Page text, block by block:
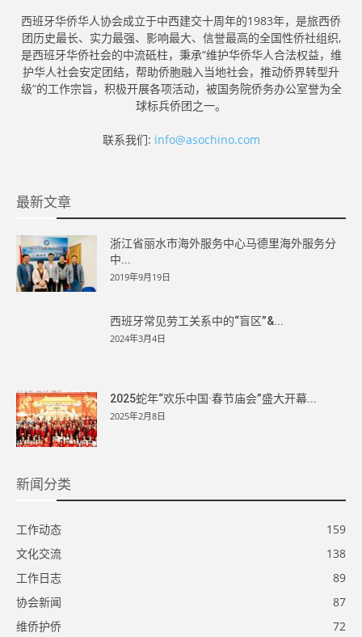
西班牙华侨华人协会成立于中西建交十周年的1983年，是旅西侨
团历史最长、实力最强、影响最大、信誉最高的全国性侨社组织,
是西班牙华侨社会的中流砥柱，秉承“维护华侨华人合法权益，维
护华人社会安定团结，帮助侨胞融入当地社会，推动侨界转型升
级”的工作宗旨，积极开展各项活动，被国务院侨务办公室誉为全
球标兵侨团之一。
联系我们: info@asochino.com
最新文章
浙江省丽水市海外服务中心马德里海外服务分
中...
2019年9月19日
西班牙常见劳工关系中的“盲区”&...
2024年3月4日
2025蛇年“欢乐中国·春节庙会”盛大开幕...
2025年2月8日
新闻分类
工作动态
159
文化交流
138
工作日志
89
协会新闻
87
维侨护侨
72